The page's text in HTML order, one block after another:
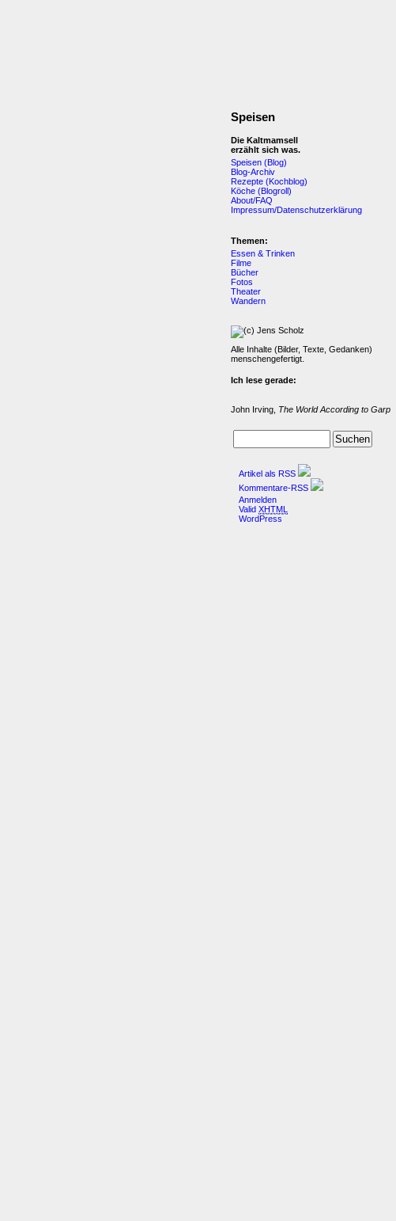
Speisen
Die Kaltmamsell
erzählt sich was.
Speisen (Blog)
Blog-Archiv
Rezepte (Kochblog)
Köche (Blogroll)
About/FAQ
Impressum/Datenschutzerklärung
Themen:
Essen & Trinken
Filme
Bücher
Fotos
Theater
Wandern
Alle Inhalte (Bilder, Texte, Gedanken)
menschengefertigt.
Ich lese gerade:
John Irving, The World According to Garp
Artikel als RSS
Kommentare-RSS
Anmelden
Valid XHTML
WordPress